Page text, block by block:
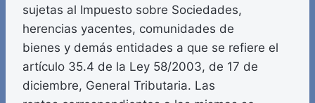
sujetas al Impuesto sobre Sociedades,
herencias yacentes, comunidades de
bienes y demás entidades a que se refiere el
artículo 35.4 de la Ley 58/2003, de 17 de
diciembre, General Tributaria. Las